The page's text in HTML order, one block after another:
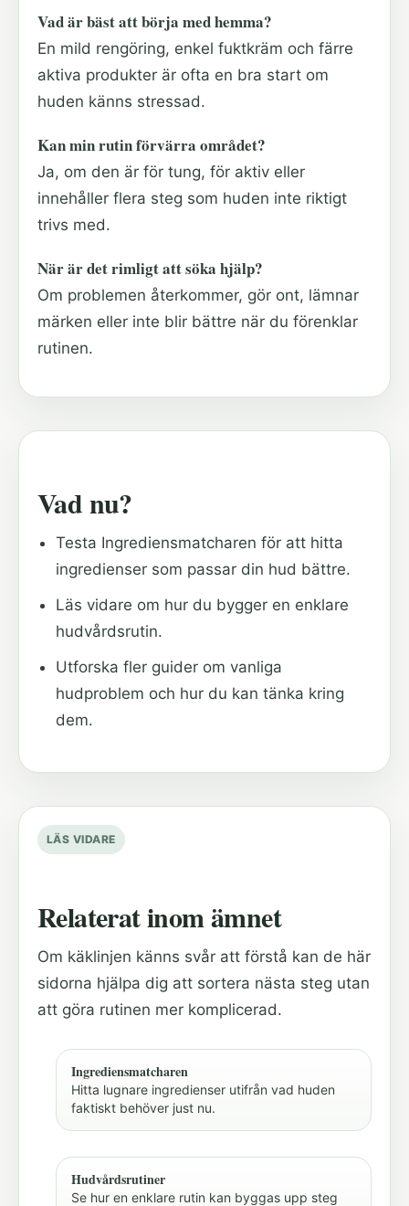
Vad är bäst att börja med hemma?
En mild rengöring, enkel fuktkräm och färre
aktiva produkter är ofta en bra start om
huden känns stressad.
Kan min rutin förvärra området?
Ja, om den är för tung, för aktiv eller
innehåller flera steg som huden inte riktigt
trivs med.
När är det rimligt att söka hjälp?
Om problemen återkommer, gör ont, lämnar
märken eller inte blir bättre när du förenklar
rutinen.
Vad nu?
Testa Ingrediensmatcharen för att hitta
ingredienser som passar din hud bättre.
Läs vidare om hur du bygger en enklare
hudvårdsrutin.
Utforska fler guider om vanliga
hudproblem och hur du kan tänka kring
dem.
LÄS VIDARE
Relaterat inom ämnet
Om käklinjen känns svår att förstå kan de här
sidorna hjälpa dig att sortera nästa steg utan
att göra rutinen mer komplicerad.
Ingrediensmatcharen
Hitta lugnare ingredienser utifrån vad huden
faktiskt behöver just nu.
Hudvårdsrutiner
Se hur en enklare rutin kan byggas upp steg